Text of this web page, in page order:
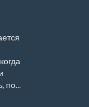
по...